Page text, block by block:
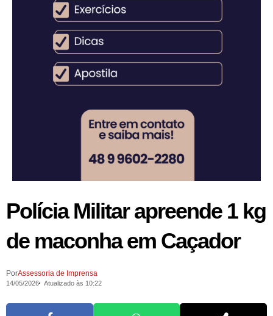
Polícia Militar apreende 1 kg
de maconha em Caçador
PorAssessoria de Imprensa
14/05/2026 Atualizado às 10:22